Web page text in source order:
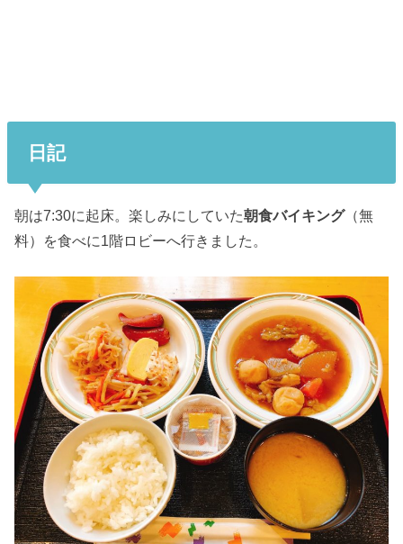
日記
朝は7:30に起床。楽しみにしていた朝食バイキング（無
料）を食べに1階ロビーへ行きました。